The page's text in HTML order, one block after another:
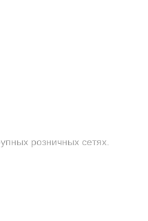
розничных сетях.